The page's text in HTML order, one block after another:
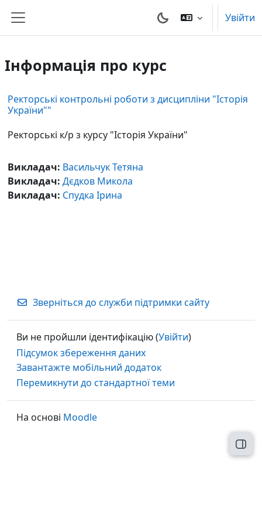
Бокова панель
Увійти
Інформація про курс
Ректорські контрольні роботи з дисципліни "Історія
України""
Ректорські к/р з курсу "Історія України"
Викладач: Васильчук Тетяна
Викладач: Дєдков Микола
Викладач: Спудка Ірина
Зверніться до служби підтримки сайту
Ви не пройшли ідентифікацію (Увійти)
Підсумок збереження даних
Завантажте мобільний додаток
Перемикнути до стандартної теми
На основі Moodle